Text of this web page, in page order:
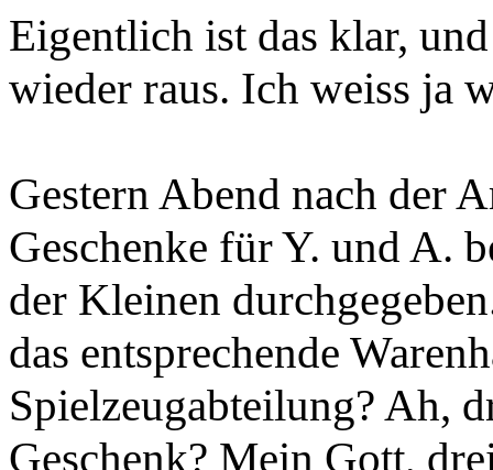
Eigentlich ist das klar,
wieder raus. Ich weiss ja
Gestern Abend nach der
Geschenke für Y. und A.
der Kleinen
das entsprechende
Spielzeugabteilung? Ah,
Geschenk? Mein Gott,